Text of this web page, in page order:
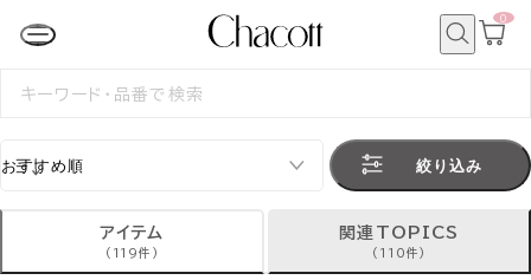
カ
0
検
絞り込み
アイテム
(119件)
関連TOPICS
(110件)